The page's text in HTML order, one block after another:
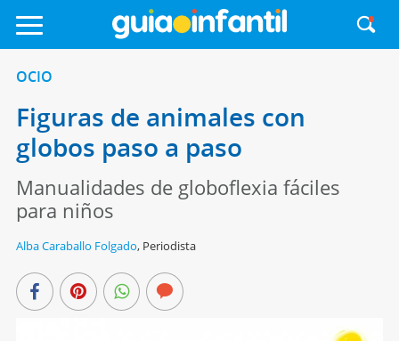
OCIO
Figuras de animales con
globos paso a paso
Manualidades de globoflexia fáciles
para niños
Alba Caraballo Folgado, Periodista